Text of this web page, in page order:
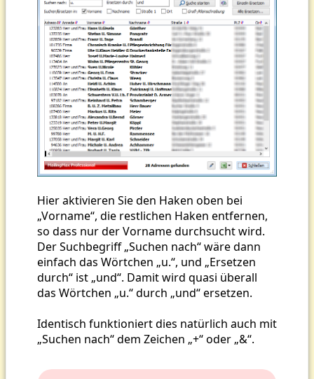
Hier aktivieren Sie den Haken oben bei
„Vorname“, die restlichen Haken entfernen,
so dass nur der Vorname durchsucht wird.
Der Suchbegriff „Suchen nach“ wäre dann
einfach das Wörtchen „u.“, und „Ersetzen
durch“ ist „und“. Damit wird quasi überall
das Wörtchen „u.“ durch „und“ ersetzen.
Identisch funktioniert dies natürlich auch mit
„Suchen nach“ dem Zeichen „+“ oder „&“.